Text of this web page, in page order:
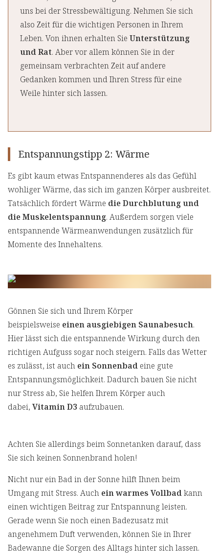
uns bei der Stressbewältigung. Nehmen Sie sich
also Zeit für die wichtigen Personen in Ihrem
Leben. Von ihnen erhalten Sie Unterstützung
und Rat. Aber vor allem können Sie in der
gemeinsam verbrachten Zeit auf andere
Gedanken kommen und Ihren Stress für eine
Weile hinter sich lassen.
Entspannungstipp 2: Wärme
Es gibt kaum etwas Entspannenderes als das Gefühl
wohliger Wärme, das sich im ganzen Körper ausbreitet.
Tatsächlich fördert Wärme die Durchblutung und
die Muskelentspannung. Außerdem sorgen viele
entspannende Wärmeanwendungen zusätzlich für
Momente des Innehaltens.
Gönnen Sie sich und Ihrem Körper
beispielsweise einen ausgiebigen Saunabesuch.
Hier lässt sich die entspannende Wirkung durch den
richtigen Aufguss sogar noch steigern. Falls das Wetter
es zulässt, ist auch ein Sonnenbad eine gute
Entspannungsmöglichkeit. Dadurch bauen Sie nicht
nur Stress ab, Sie helfen Ihrem Körper auch
dabei, Vitamin D3 aufzubauen.
Achten Sie allerdings beim Sonnetanken darauf, dass
Sie sich keinen Sonnenbrand holen!
Nicht nur ein Bad in der Sonne hilft Ihnen beim
Umgang mit Stress. Auch ein warmes Vollbadkann
einen wichtigen Beitrag zur Entspannung leisten.
Gerade wenn Sie noch einen Badezusatz mit
angenehmem Duft verwenden, können Sie in Ihrer
Badewanne die Sorgen des Alltags hinter sich lassen.